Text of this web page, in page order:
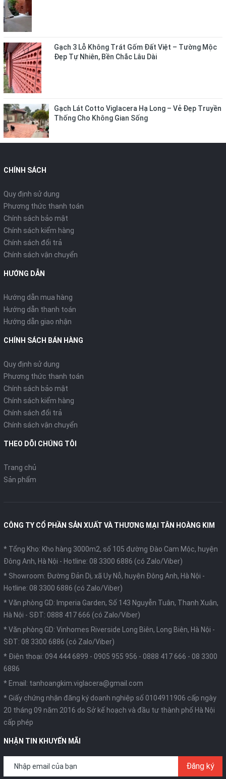
Gạch 3 Lỗ Không Trát Gốm Đất Việt – Tường Mộc
Đẹp Tự Nhiên, Bền Chắc Lâu Dài
Gạch Lát Cotto Viglacera Hạ Long – Vẻ Đẹp Truyền
Thống Cho Không Gian Sống
CHÍNH SÁCH
Quy định sử dụng
Phương thức thanh toán
Chính sách bảo mật
Chính sách kiểm hàng
Chính sách đổi trả
Chính sách vận chuyển
HƯỚNG DẪN
Hướng dẫn mua hàng
Hướng dẫn thanh toán
Hướng dẫn giao nhận
CHÍNH SÁCH BÁN HÀNG
Quy định sử dụng
Phương thức thanh toán
Chính sách bảo mật
Chính sách kiểm hàng
Chính sách đổi trả
Chính sách vận chuyển
THEO DÕI CHÚNG TÔI
Trang chủ
Sản phẩm
CÔNG TY CỔ PHẦN SẢN XUẤT VÀ THƯƠNG MẠI TÂN HOÀNG KIM
* Tổng Kho: Kho hàng 3000m2, số 105 đường Đào Cam Mộc, huyện
Đông Anh, Hà Nội - Hotline: 08 3300 6886 (có Zalo/Viber)
* Showroom: Đường Đản Dị, xã Uy Nỗ, huyện Đông Anh, Hà Nội -
Hotline: 08 3300 6886 (có Zalo/Viber)
* Văn phòng GD: Imperia Garden, Số 143 Nguyễn Tuân, Thanh Xuân,
Hà Nội - SĐT: 0888 417 666 (có Zalo/Viber)
* Văn phòng GD: Vinhomes Riverside Long Biên, Long Biên, Hà Nội -
SĐT: 08 3300 6886 (có Zalo/Viber)
* Điện thoại: 094 444 6899 - 0905 955 956 - 0888 417 666 - 08 3300
6886
* Email: tanhoangkim.viglacera@gmail.com
* Giấy chứng nhận đăng ký doanh nghiệp số 0104911906 cấp ngày
20 tháng 09 năm 2016 do Sở kế hoạch và đầu tư thành phố Hà Nội
cấp phép
NHẬN TIN KHUYẾN MÃI
Đăng ký